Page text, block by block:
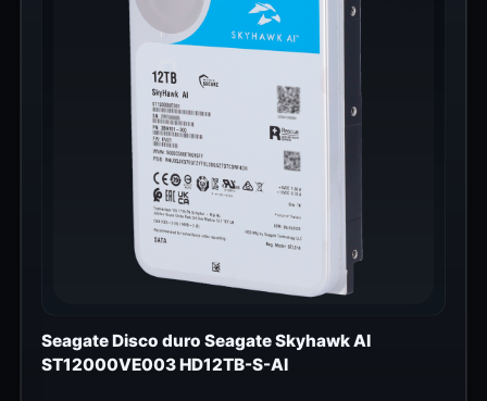
Seagate Disco duro Seagate Skyhawk AI
ST12000VE003 HD12TB-S-AI